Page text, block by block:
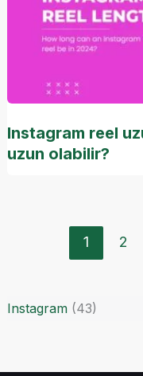
Instagram(43)
Instagram reel
uzun olabilir?
1 2